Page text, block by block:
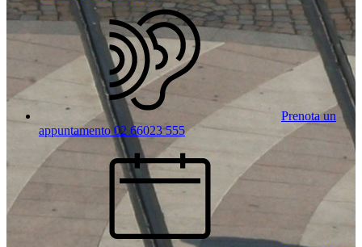
Prenota un
appuntamento 02 66023 555